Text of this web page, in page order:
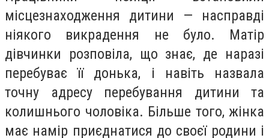
місцезнаходження дитини — насправді
ніякого викрадення не було. Матір
дівчинки розповіла, що знає, де наразі
перебуває її донька, і навіть назвала
точну адресу перебування дитини та
колишнього чоловіка. Більше того, жінка
має намір приєднатися до своєї родини і